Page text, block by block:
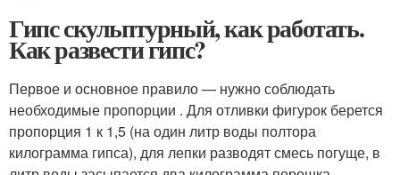
Гипс скульптурный, как работать.
Как развести гипс?
Первое и основное правило — нужно соблюдать
необходимые пропорции . Для отливки фигурок берется
пропорция 1 к 1,5 (на один литр воды полтора
килограмма гипса), для лепки разводят смесь погуще, в